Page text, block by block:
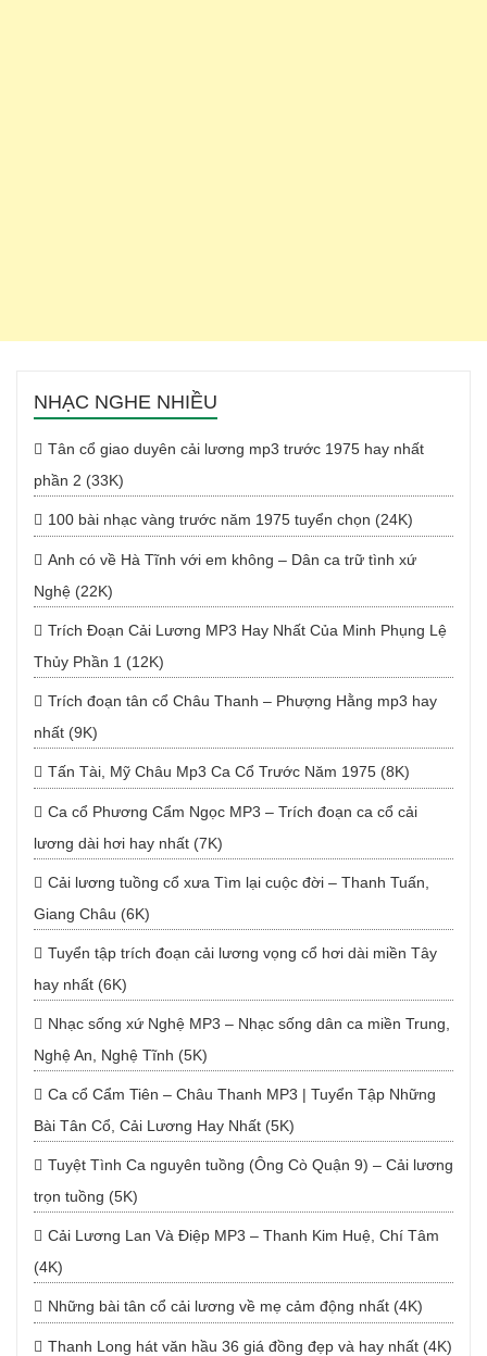
NHẠC NGHE NHIỀU
Tân cổ giao duyên cải lương mp3 trước 1975 hay nhất
phần 2 (33K)
100 bài nhạc vàng trước năm 1975 tuyển chọn (24K)
Anh có về Hà Tĩnh với em không – Dân ca trữ tình xứ
Nghệ (22K)
Trích Đoạn Cải Lương MP3 Hay Nhất Của Minh Phụng Lệ
Thủy Phần 1 (12K)
Trích đoạn tân cổ Châu Thanh – Phượng Hằng mp3 hay
nhất (9K)
Tấn Tài, Mỹ Châu Mp3 Ca Cổ Trước Năm 1975 (8K)
Ca cổ Phương Cẩm Ngọc MP3 – Trích đoạn ca cổ cải
lương dài hơi hay nhất (7K)
Cải lương tuồng cổ xưa Tìm lại cuộc đời – Thanh Tuấn,
Giang Châu (6K)
Tuyển tập trích đoạn cải lương vọng cổ hơi dài miền Tây
hay nhất (6K)
Nhạc sống xứ Nghệ MP3 – Nhạc sống dân ca miền Trung,
Nghệ An, Nghệ Tĩnh (5K)
Ca cổ Cẩm Tiên – Châu Thanh MP3 | Tuyển Tập Những
Bài Tân Cổ, Cải Lương Hay Nhất (5K)
Tuyệt Tình Ca nguyên tuồng (Ông Cò Quận 9) – Cải lương
trọn tuồng (5K)
Cải Lương Lan Và Điệp MP3 – Thanh Kim Huệ, Chí Tâm
(4K)
Những bài tân cổ cải lương về mẹ cảm động nhất (4K)
Thanh Long hát văn hầu 36 giá đồng đẹp và hay nhất (4K)